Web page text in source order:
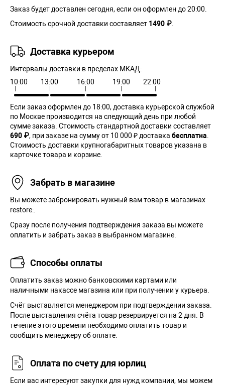
Заказ будет доставлен сегодня, если он оформлен до 20:00.
Стоимость срочной доставки составляет 1490 ₽
Доставка курьером
Интервалы доставки в пределах МКАД:
10:00
13:00 16:00 19:00 22:00
Если заказ оформлен до 18:00, доставка курьерской службой
по Москве производится на следующий день при любой
сумме заказа. Cтоимость стандартной доставки составляет
690 ₽, при заказе на сумму от 10 000 ₽ доставка бесплатна
Стоимость доставки крупногабаритных товаров указана в
карточке товара и корзине.
Забрать в магазине
Вы можете забронировать нужный вам товар в магазинах
restore:.
Сразу после получения подтверждения заказа вы можете
оплатить и забрать заказ в выбранном магазине.
Способы оплаты
Оплатить заказ можно банковскими картами или
наличными накассе магазина или при получении у курьера.
Cчёт выставляется менеджером при подтверждении заказа.
После выставления счёта товар резервируется на 2 дня. В
течение этого времени необходимо оплатить товар и
сообщить менеджеру об оплате.
Оплата по счету для юрлиц
Если вас интересуют закупки для нужд компании, мы можем